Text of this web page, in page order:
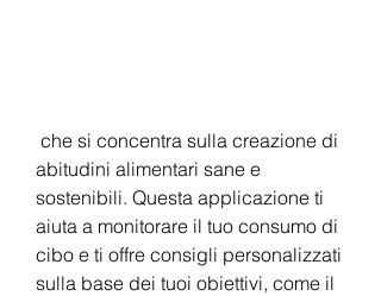
abitudini alimentari sane e
sostenibili. Questa applicazione ti
aiuta a monitorare il tuo consumo di
cibo e ti offre consigli personalizzati
sulla base dei tuoi obiettivi, come il